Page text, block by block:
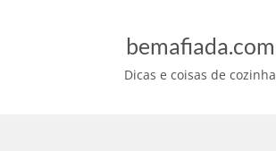
bemafiada.com
Dicas e coisas de cozinha